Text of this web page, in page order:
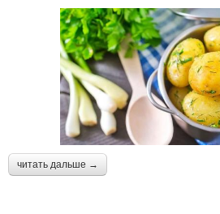
читать дальше →